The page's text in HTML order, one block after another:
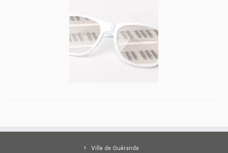
Ville de Guérande